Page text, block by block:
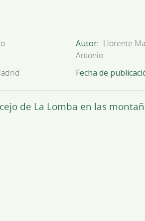
Autor
Llorente
Antonio
Fecha de
de La Lomba en las